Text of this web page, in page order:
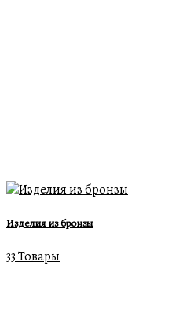
Изделия из бронзы
33 Товары